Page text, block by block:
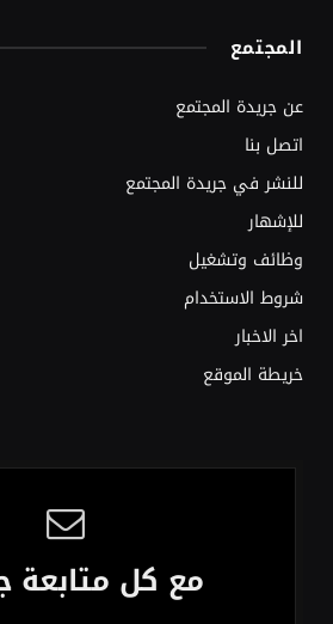
المجتمع
عن جريدة المجتمع
اتصل بنا
للنشر في جريدة المجتمع
للإشهار
وظائف وتشغيل
شروط الاستخدام
اخر الاخبار
خريطة الموقع
مع كل متابعة